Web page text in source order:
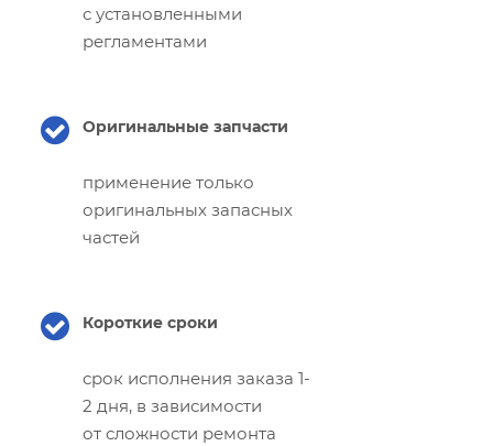
с установленными
регламентами
Оригинальные запчасти
применение только
оригинальных запасных
частей
Короткие сроки
срок исполнения заказа 1-
2 дня, в зависимости
от сложности ремонта